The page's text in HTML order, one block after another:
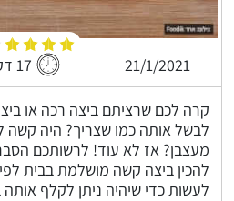
21/1/2021 17 דקות
קרה לכם שרציתם ביצה רכה או
לבשל אותה כמו שצריך? היה קשה
מעצבן? אז לא עוד! לרשותכם
להכין ביצה קשה מושלמת בבית
לעשות כדי שיהיה ניתן לקלף